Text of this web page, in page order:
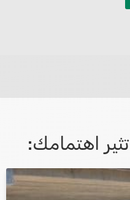
ושימוש בפרטים בהתאם
اهتمامك: